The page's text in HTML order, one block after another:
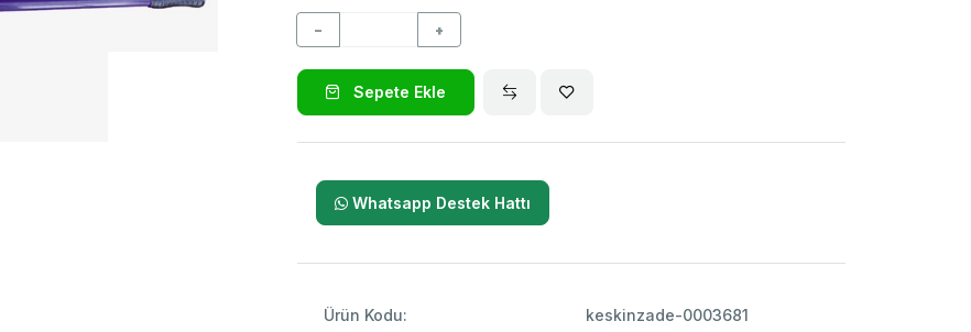
− +
Sepete Ekle
Whatsapp Destek Hattı
Ürün Kodu: keskinzade-0003681